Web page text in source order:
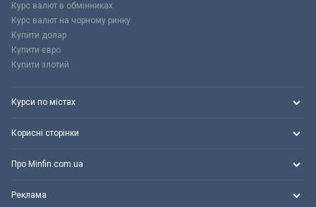
Курс валют в обмінниках
Курс валют на чорному ринку
Купити долар
Купити євро
Купити злотий
Курси по містах
Корисні сторінки
Про Minfin.com.ua
Реклама